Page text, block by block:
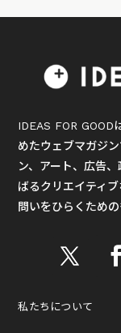
IDEAS FOR GOOD
めたウェブマガジ
ン、アート、広告
ばるクリエイティ
問いをひらくため
私たちについて